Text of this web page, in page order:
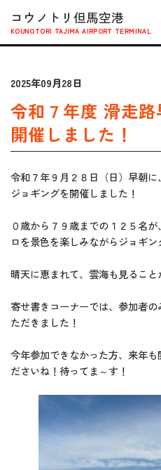
コウノトリ但馬空港
KOUNOTORI TAJIMA AIRPORT TERMINAL
2025年09月28日
令和７年度 滑走
開催しました！
令和７年９月２８日（日）早朝
ジョギングを開催しました！
０歳から７９歳までの１２５名
ロを景色を楽しみながらジョギン
晴天に恵まれて、雲海も見ること
寄せ書きコーナーでは、参加者
ただきました！
今年参加できなかった方、来年
ださいね！待ってま～す！